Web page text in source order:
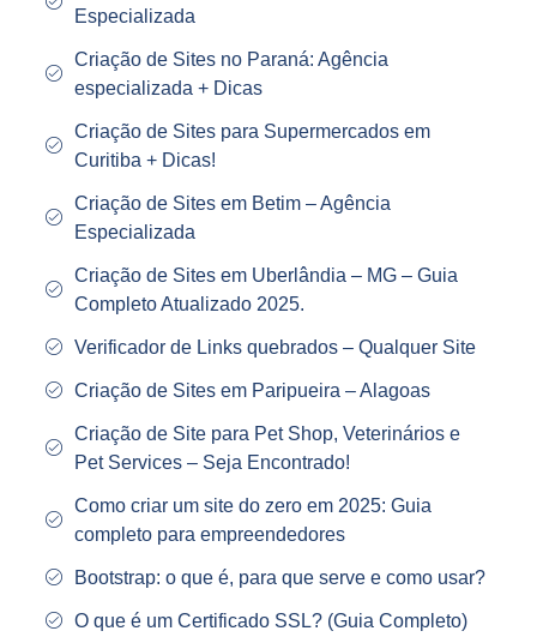
Especializada
Criação de Sites no Paraná: Agência
especializada + Dicas
Criação de Sites para Supermercados em
Curitiba + Dicas!
Criação de Sites em Betim – Agência
Especializada
Criação de Sites em Uberlândia – MG – Guia
Completo Atualizado 2025.
Verificador de Links quebrados – Qualquer Site
Criação de Sites em Paripueira – Alagoas
Criação de Site para Pet Shop, Veterinários e
Pet Services – Seja Encontrado!
Como criar um site do zero em 2025: Guia
completo para empreendedores
Bootstrap: o que é, para que serve e como usar?
O que é um Certificado SSL? (Guia Completo)